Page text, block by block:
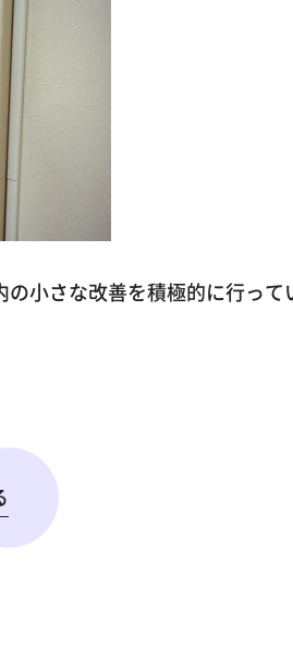
小さな改善を積極的に行って